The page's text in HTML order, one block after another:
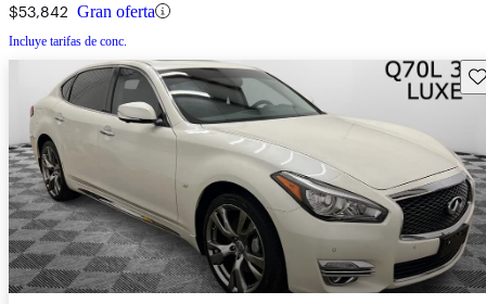
$53,842 Gran oferta
Incluye tarifas de conc.